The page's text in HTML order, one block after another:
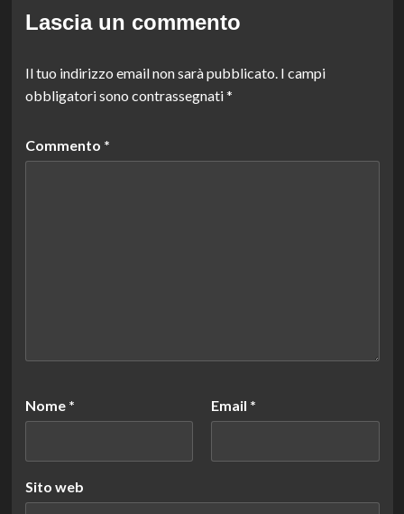
Lascia un commento
Il tuo indirizzo email non sarà pubblicato. I campi
obbligatori sono contrassegnati*
Commento *
Nome * Email *
Sito web